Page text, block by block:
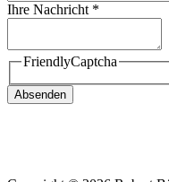
Ihre Nachricht *
FriendlyCaptcha
Absenden